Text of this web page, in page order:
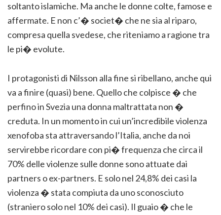
soltanto islamiche. Ma anche le donne colte, famose e
affermate. E non c’� societ� che ne sia al riparo,
compresa quella svedese, che riteniamo a ragione tra
le pi� evolute.
I protagonisti di Nilsson alla fine si ribellano, anche qui
va a finire (quasi) bene. Quello che colpisce � che
perfino in Svezia una donna maltrattata non �
creduta. In un momento in cui un’incredibile violenza
xenofoba sta attraversando l’Italia, anche da noi
servirebbe ricordare con pi� frequenza che circa il
70% delle violenze sulle donne sono attuate dai
partners o ex-partners. E solo nel 24,8% dei casi la
violenza � stata compiuta da uno sconosciuto
(straniero solo nel 10% dei casi). Il guaio � che le